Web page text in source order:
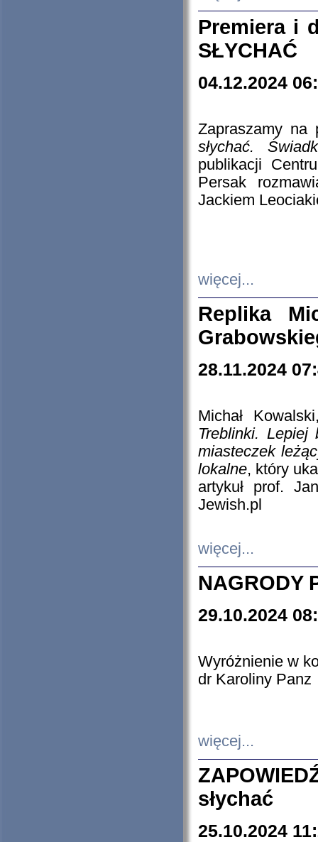
Premiera i
SŁYCHAĆ
04.12.2024
Zapraszamy
słychać.
publikacji
Persak
Jackiem
więcej...
Replika
28.11.2024
Michał
Treblinki. Lepiej
miasteczek
lokalne, który
artykuł prof.
Jewish.pl
więcej...
NAGRODY
29.10.2024
Wyróżnienie w
dr Karoliny Panz
więcej...
słychać
25.10.2024